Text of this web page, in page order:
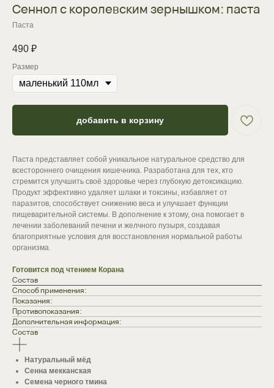
Сеннол с королевским зернышком: паста
Паста
490 ₽
Размер
добавить в корзину
Паста представляет собой уникальное натуральное средство для
всестороннего очищения кишечника. Разработана для тех, кто
стремится улучшить своё здоровье через глубокую детоксикацию.
Продукт эффективно удаляет шлаки и токсины, избавляет от
паразитов, способствует снижению веса и улучшает функции
пищеварительной системы. В дополнение к этому, она помогает в
лечении заболеваний печени и желчного пузыря, создавая
благоприятные условия для восстановления нормальной работы
организма.
Готовится под чтением Корана
Состав
Способ применения:
Показания:
Противопоказания:
Дополнительная информация:
Состав
Натуральный мёд
Сенна мекканская
Семена черного тмина